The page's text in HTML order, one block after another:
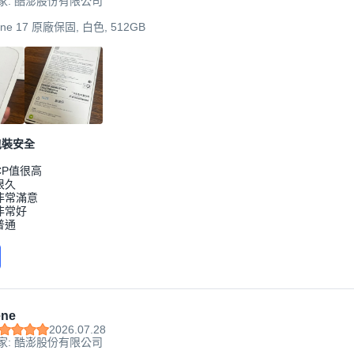
17 原廠保固, 白色, 512GB
安全
值很高
久
常滿意
常好
通
2026.07.28
: 酷澎股份有限公司